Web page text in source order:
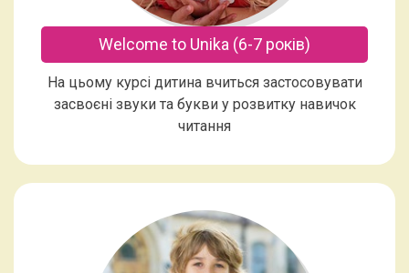
Welcome to Unika (6-7 років)
На цьому курсі дитина вчиться застосовувати
засвоєні звуки та букви у розвитку навичок
читання